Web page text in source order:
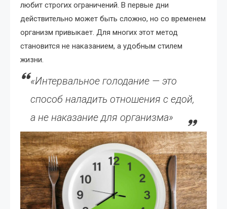
любит строгих ограничений. В первые дни
действительно может быть сложно, но со временем
организм привыкает. Для многих этот метод
становится не наказанием, а удобным стилем
жизни.
«Интервальное голодание — это
способ наладить отношения с едой,
а не наказание для организма»